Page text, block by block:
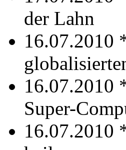
der Lahn
16.07.2010
16.07.2010
Super-
16.07.2010